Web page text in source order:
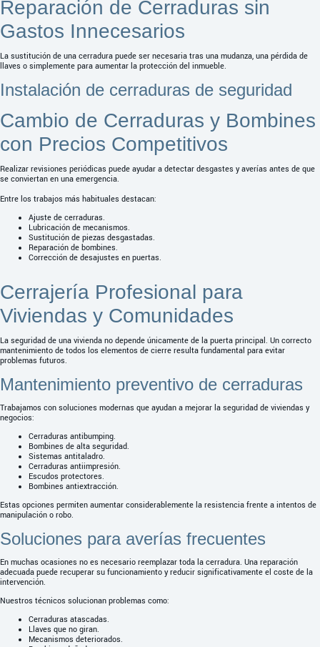
Reparación de Cerraduras sin
Gastos Innecesarios
La sustitución de una cerradura puede ser necesaria tras una mudanza, una pérdida de
llaves o simplemente para aumentar la protección del inmueble.
Instalación de cerraduras de seguridad
Cambio de Cerraduras y Bombines
con Precios Competitivos
Realizar revisiones periódicas puede ayudar a detectar desgastes y averías antes de que
se conviertan en una emergencia.
Entre los trabajos más habituales destacan:
Ajuste de cerraduras.
Lubricación de mecanismos.
Sustitución de piezas desgastadas.
Reparación de bombines.
Corrección de desajustes en puertas.
Cerrajería Profesional para
Viviendas y Comunidades
La seguridad de una vivienda no depende únicamente de la puerta principal. Un correcto
mantenimiento de todos los elementos de cierre resulta fundamental para evitar
problemas futuros.
Mantenimiento preventivo de cerraduras
Trabajamos con soluciones modernas que ayudan a mejorar la seguridad de viviendas y
negocios:
Cerraduras antibumping.
Bombines de alta seguridad.
Sistemas antitaladro.
Cerraduras antiimpresión.
Escudos protectores.
Bombines antiextracción.
Estas opciones permiten aumentar considerablemente la resistencia frente a intentos de
manipulación o robo.
Soluciones para averías frecuentes
En muchas ocasiones no es necesario reemplazar toda la cerradura. Una reparación
adecuada puede recuperar su funcionamiento y reducir significativamente el coste de la
intervención.
Nuestros técnicos solucionan problemas como:
Cerraduras atascadas.
Llaves que no giran.
Mecanismos deteriorados.